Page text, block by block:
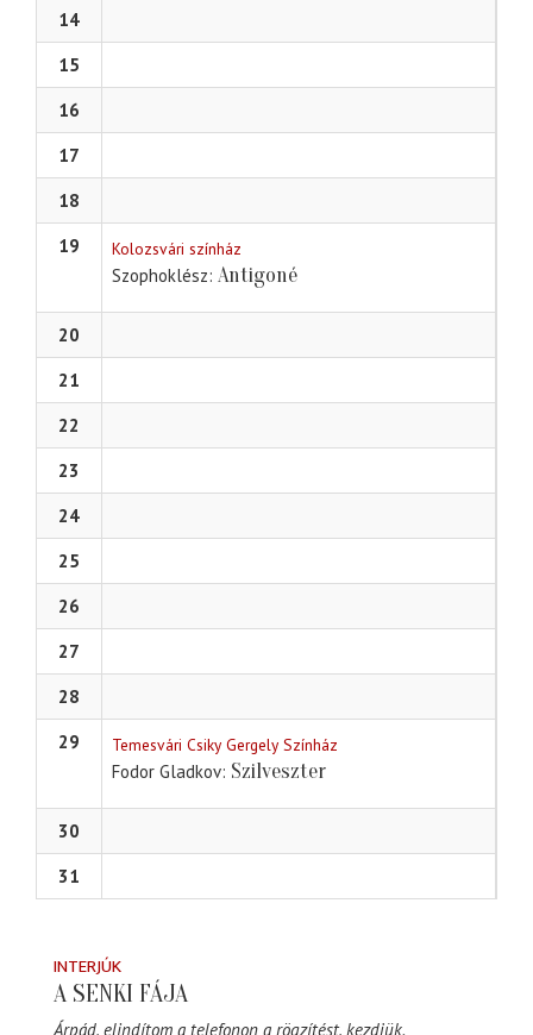
14
15
16
17
18
19
Kolozsvári színház
Szophoklész Antigoné
20
21
22
23
24
25
26
27
28
29
Temesvári Csiky Gergely Színház
Fodor Gladkov Szilveszter
30
31
INTERJÚK
A SENKI FÁJA
Árpád, elindítom a telefonon a rögzítést, kezdjük.